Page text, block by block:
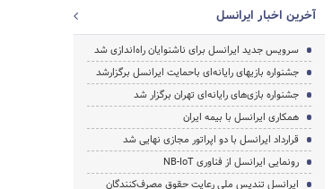
آخرین اخبار ایرانسل
سرویس جدید ایرانسل برای ناشنوایان راه‌اندازی شد
جشنواره بازیهای رایانه‌ای باحمایت ایرانسل برگزارشد
جشنواره بازی‌های رایانه‌ای تهران برگزار شد
همکاری ایرانسل با بیمه ایران
قرارداد ایرانسل با دو اپراتور مجازی نهایی شد
رونمایی ایرانسل از فناوری NB-IoT
ایرانسل تندیس ملی رعایت حقوق مصرف‌کنندگان